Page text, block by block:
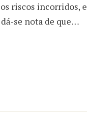
riscos incorridos,
se nota de que…